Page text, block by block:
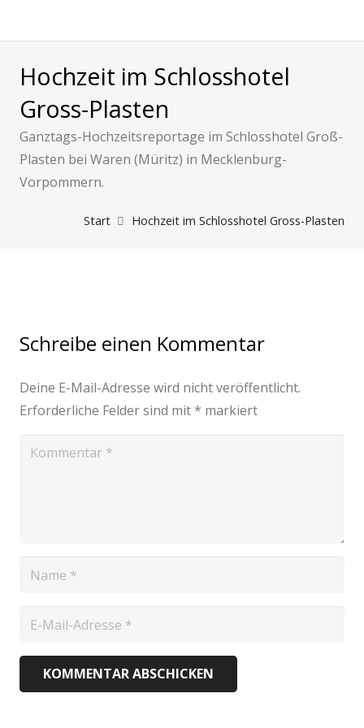
Hochzeit im Schlosshotel
Gross-Plasten
Ganztags-Hochzeitsreportage im Schlosshotel Groß-
Plasten bei Waren (Müritz) in Mecklenburg-
Vorpommern.
Start Hochzeit im Schlosshotel Gross-Plasten
Schreibe einen Kommentar
Deine E-Mail-Adresse wird nicht veröffentlicht.
Erforderliche Felder sind mit* markiert
KOMMENTAR ABSCHICKEN